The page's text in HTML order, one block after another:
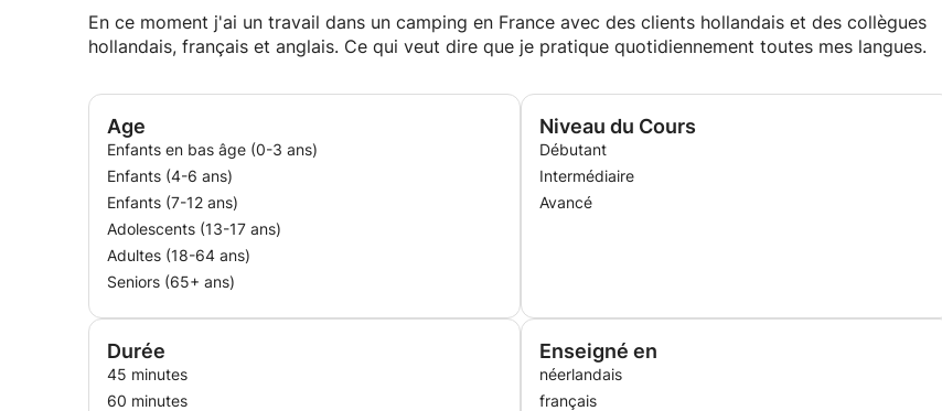
En ce moment j'ai un travail dans un camping en France avec des clients hollandais et des collègues
hollandais, français et anglais. Ce qui veut dire que je pratique quotidiennement toutes mes langues.
Age
Enfants en bas âge (0-3 ans)
Enfants (4-6 ans)
Enfants (7-12 ans)
Adolescents (13-17 ans)
Adultes (18-64 ans)
Seniors (65+ ans)
Niveau du Cours
Débutant
Intermédiaire
Avancé
Durée
45 minutes
60 minutes
Enseigné en
néerlandais
français